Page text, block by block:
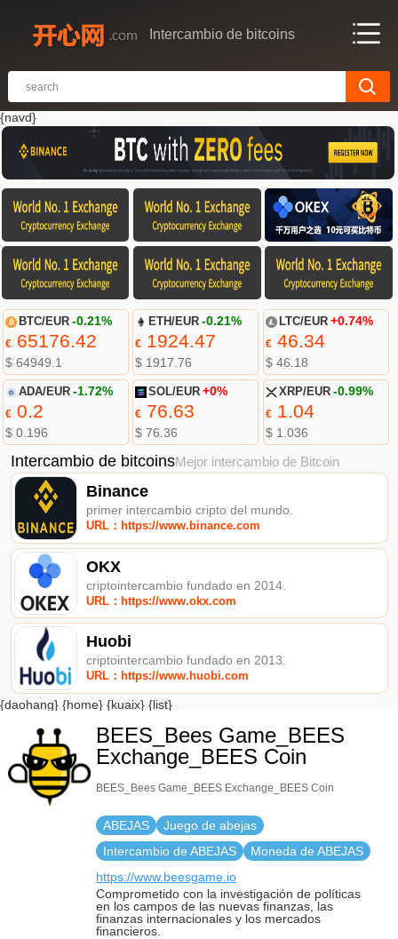
Intercambio de bitcoins
{navd}
BTC/EUR -0.21%
€65176.42
$ 64949.1
ETH/EUR -0.21%
€ 1924.47
$ 1917.76
LTC/EUR +0.74%
€46.34
$ 46.18
ADA/EUR -1.72%
€0.2
$ 0.196
SOL/EUR +0%
€ 76.63
$ 76.36
XRP/EUR -0.99%
€1.04
$ 1.036
Intercambio de bitcoinsMejor intercambio de Bitcoin
Binance
primer intercambio cripto del mundo.
URL：https://www.binance.com
OKX
criptointercambio fundado en 2014.
URL：https://www.okx.com
Huobi
criptointercambio fundado en 2013.
URL：https://www.huobi.com
{daohang} {home} {kuaix} {list}
BEES_Bees Game_BEES
Exchange_BEES Coin
BEES_Bees Game_BEES Exchange_BEES Coin
ABEJAS
Juego de abejas
Intercambio de ABEJAS
Moneda de ABEJAS
https://www.beesgame.io
Comprometido con la investigación de políticas
en los campos de las nuevas finanzas, las
finanzas internacionales y los mercados
financieros.